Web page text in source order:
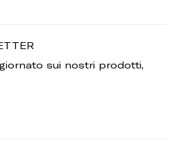
sui nostri prodotti,